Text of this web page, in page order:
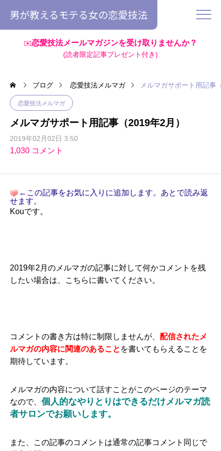
男が教えるモテる女の恋愛技法
✉️恋愛技法メールマガジンを受け取りませんか？
(読者限定記事プレゼント付き)
ブログ 恋愛技法メルマガ メルマガサポート用記事
恋愛技法メルマガ
メルマガサポート用記事（2019年2月）
2019年02月02日 3:50
1,030 コメント
←この記事をお気に入りに追加します。あとで読み返
せます。
Kouです。
2019年2月のメルマガの記事に対して何かコメントを残
したい場合は、こちらに書いてください。
コメントの書き方は特に制限しませんが、 配信されたメ
ルマガの内容に関連のあること を書いてもらえることを
期待しています。
メルマガの内容について話すことがこのページのテーマ
なので、 個人的なやりとりはできるだけメルマガ読
者サロンでお願いします。
また、この記事のコメントは通常の記事コメント同じで